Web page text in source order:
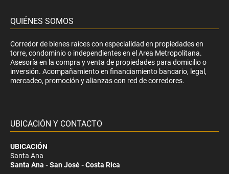
QUIÉNES SOMOS
Corredor de bienes raíces con especialidad en propiedades en
torre, condominio o independientes en el Area Metropolitana.
Asesoría en la compra y venta de propiedades para domicilio o
inversión. Acompañamiento en financiamiento bancario, legal,
mercadeo, promoción y alianzas con red de corredores.
UBICACIÓN Y CONTACTO
UBICACIÓN
Santa Ana
Santa Ana - San José - Costa Rica